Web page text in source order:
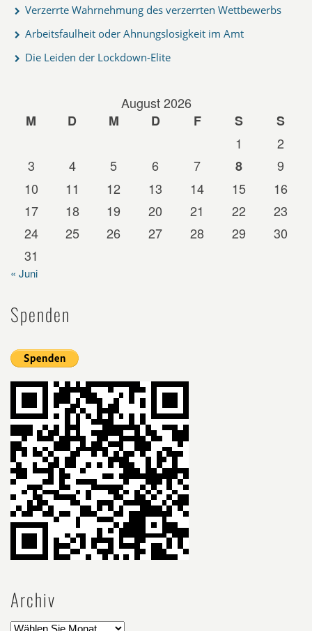
Verzerrte Wahrnehmung des verzerrten Wettbewerbs
Arbeitsfaulheit oder Ahnungslosigkeit im Amt
Die Leiden der Lockdown-Elite
August 2026
M
D M D F S
S
1
2
3
4 5 6 7 8
9
10
11 12 13 14 15
16
17
18 19 20 21 22
23
24
25 26 27 28 29
30
31
« Juni
Spenden
Archiv